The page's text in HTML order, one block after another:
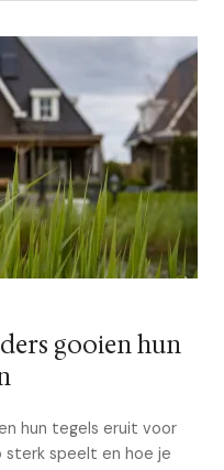
gooien hun
hun tegels eruit voor
sterk speelt en hoe je